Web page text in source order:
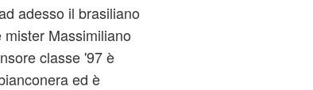
adesso il brasiliano
Massimiliano
classe '97 è
ed è